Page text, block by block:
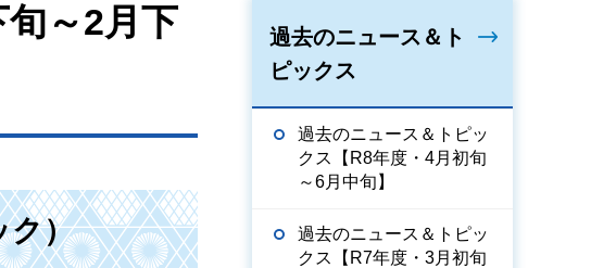
～2月下
ク）
過去のニュース＆ト
ピックス
過去のニュース＆トピッ
クス【R8年度・4月初旬
～6月中旬】
過去のニュース＆トピッ
クス【R7年度・3月初旬